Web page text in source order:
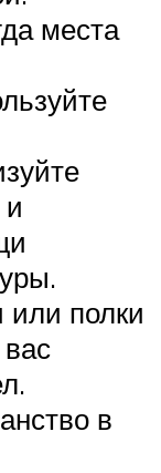
места
или полки
в